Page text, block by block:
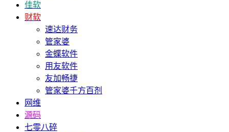
佳软
财软
速达财务
管家婆
金蝶软件
用友软件
友加畅捷
管家婆千方百剂
网维
源码
七零八碎